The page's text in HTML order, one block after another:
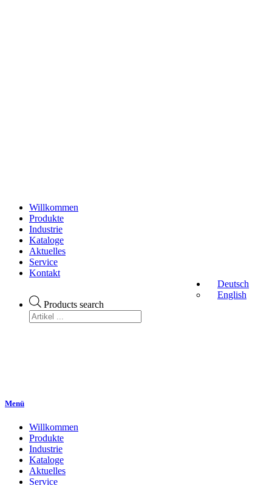
Willkommen
Produkte
Industrie
Kataloge
Aktuelles
Service
Kontakt
Products search
Deutsch
English
Menü
Willkommen
Produkte
Industrie
Kataloge
Aktuelles
Service